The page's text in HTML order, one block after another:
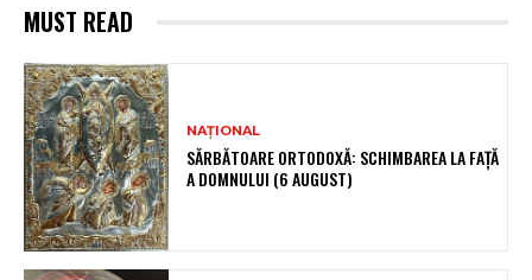
MUST READ
NAȚIONAL
SĂRBĂTOARE ORTODOXĂ: SCHIMBAREA LA FAȚĂ
A DOMNULUI (6 AUGUST)